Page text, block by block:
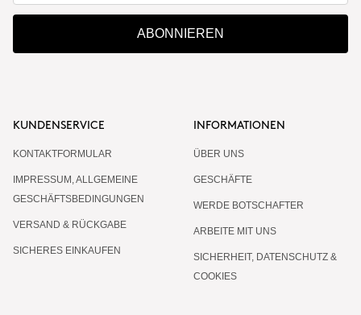
ABONNIEREN
KUNDENSERVICE
KONTAKTFORMULAR
IMPRESSUM, ALLGEMEINE
GESCHÄFTSBEDINGUNGEN
VERSAND & RÜCKGABE
SICHERES EINKAUFEN
INFORMATIONEN
ÜBER UNS
GESCHÄFTE
WERDE BOTSCHAFTER
ARBEITE MIT UNS
SICHERHEIT, DATENSCHUTZ &
COOKIES